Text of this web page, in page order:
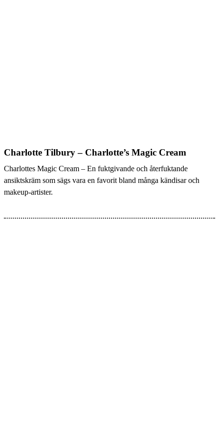
Charlotte Tilbury – Charlotte’s Magic Cream
Charlottes Magic Cream – En fuktgivande och återfuktande
ansiktskräm som sägs vara en favorit bland många kändisar och
makeup-artister.